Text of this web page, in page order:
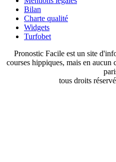
Bilan
Charte qualité
Widgets
Turfobet
Pronostic Facile est un site
courses hippiques, mais en aucun
tous droits